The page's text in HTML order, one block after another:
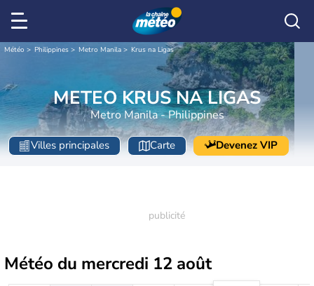
Météo Philippines Metro Manila Krus na Ligas
METEO KRUS NA LIGAS
Metro Manila - Philippines
Villes principales Carte Devenez VIP
Météo du mercredi 12 août